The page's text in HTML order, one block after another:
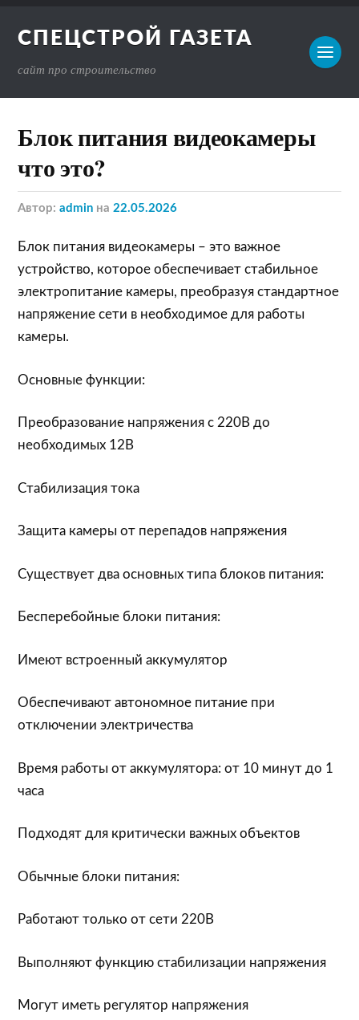
СПЕЦСТРОЙ ГАЗЕТА
сайт про строительство
Блок питания видеокамеры
что это?
Автор:admin на22.05.2026
Блок питания видеокамеры – это важное
устройство, которое обеспечивает стабильное
электропитание камеры, преобразуя стандартное
напряжение сети в необходимое для работы
камеры.
Основные функции:
Преобразование напряжения с 220В до
необходимых 12В
Стабилизация тока
Защита камеры от перепадов напряжения
Существует два основных типа блоков питания:
Бесперебойные блоки питания:
Имеют встроенный аккумулятор
Обеспечивают автономное питание при
отключении электричества
Время работы от аккумулятора: от 10 минут до 1
часа
Подходят для критически важных объектов
Обычные блоки питания:
Работают только от сети 220В
Выполняют функцию стабилизации напряжения
Могут иметь регулятор напряжения